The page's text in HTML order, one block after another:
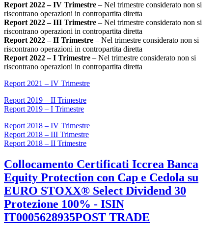
Report 2022 – IV Trimestre – Nel trimestre considerato non si
riscontrano operazioni in contropartita diretta
Report 2022 – III Trimestre – Nel trimestre considerato non si
riscontrano operazioni in contropartita diretta
Report 2022 – II Trimestre – Nel trimestre considerato non si
riscontrano operazioni in contropartita diretta
Report 2022 – I Trimestre – Nel trimestre considerato non si
riscontrano operazioni in contropartita diretta
Report 2021 – IV Trimestre
Report 2019 – II Trimestre
Report 2019 – I Trimestre
Report 2018 – IV Trimestre
Report 2018 – III Trimestre
Report 2018 – II Trimestre
Collocamento Certificati Iccrea Banca
Equity Protection con Cap e Cedola su
EURO STOXX® Select Dividend 30
Protezione 100% - ISIN
IT0005628935POST TRADE